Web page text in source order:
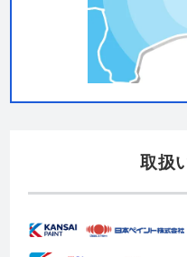
取扱